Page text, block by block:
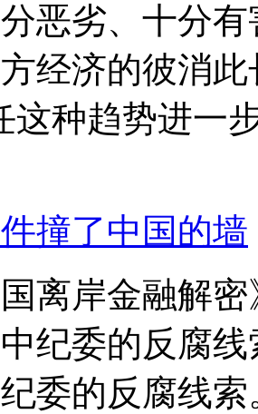
恶劣、十分
经济的彼消
这种趋势进一
撞了中国的墙
离岸金融解
纪委的反腐
委的反腐线